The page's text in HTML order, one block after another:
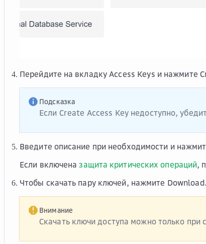
Перейдите на вкладкуAccess Keys и нажмите
Подсказка
Если Create Access Key недоступно,
Введите описание при необходимости и
Если включеназащита критических операций,
Чтобы скачать пару ключей, нажмите Download.
Внимание
Скачать ключи доступа можно только при